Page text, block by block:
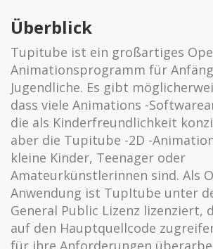
Überblick
Tupitube ist ein großartiges
Animationsprogramm für
Jugendliche. Es gibt
dass viele Animations -
die als Kinderfreundlichkeit
aber die Tupitube -2D -
kleine Kinder, Teenager oder
Amateurkünstlerinnen sind. Als
Anwendung ist TupItube unter
General Public Lizenz lizenziert,
auf den Hauptquellcode
für ihre Anforderungen